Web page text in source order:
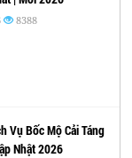
8388
Vụ Bốc Mộ Cải Táng
Nhật 2026